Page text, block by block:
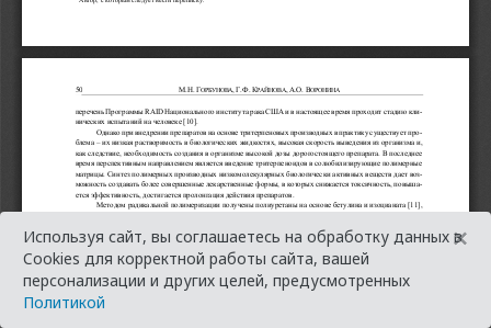
Используя сайт, вы соглашаетесь на обработку данных в
Cookies для корректной работы сайта, вашей
персонализации и других целей, предусмотренных
Политикой
×